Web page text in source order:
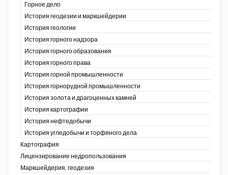
Горное дело
История геодезии и маркшейдерии
История геологии
История горного надзора
История горного образования
История горного права
История горной промышленности
История горнорудной промышленности
История золота и драгоценных камней
История картографии
История нефтедобычи
История угледобычи и торфяного дела
Картография
Лицензирование недропользования
Маркшейдерия, геодезия